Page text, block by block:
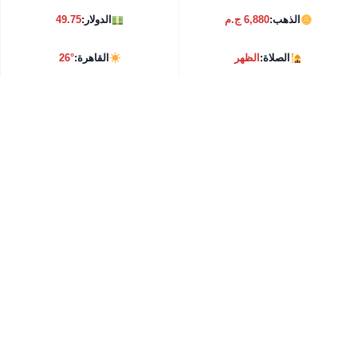
الذهب:6,880 ج.م الدولار:49.75
الصلاة:الظهر القاهرة:26°